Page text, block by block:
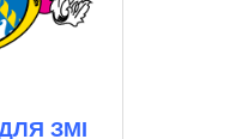
ЗМІ